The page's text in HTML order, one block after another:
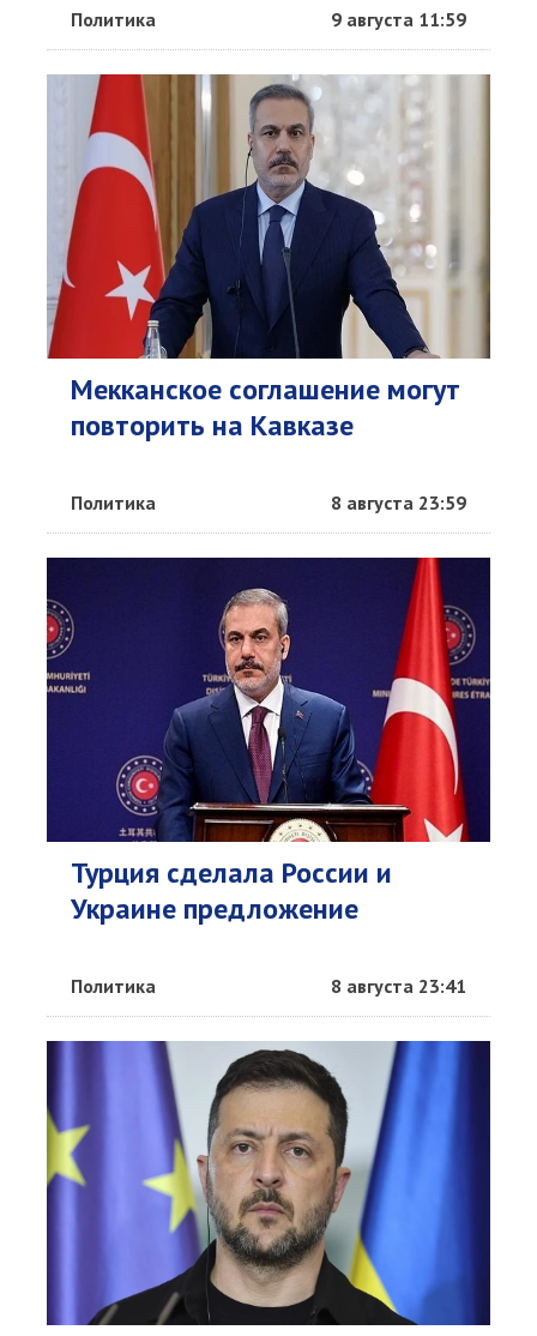
Политика 9 августа 11:59
Мекканское соглашение могут
повторить на Кавказе
Политика 8 августа 23:59
Турция сделала России и
Украине предложение
Политика 8 августа 23:41